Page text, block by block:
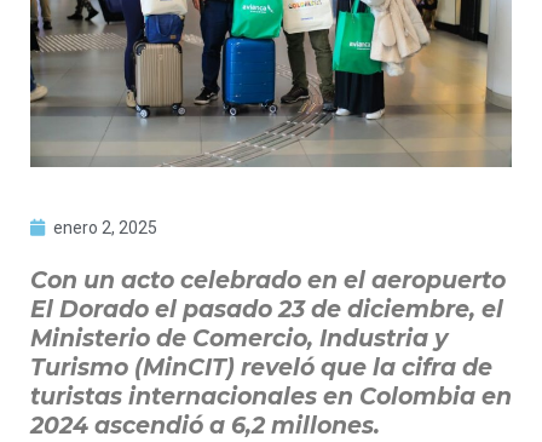
enero 2, 2025
Con un acto celebrado en el aeropuerto
El Dorado el pasado 23 de diciembre, el
Ministerio de Comercio, Industria y
Turismo (MinCIT) reveló que la cifra de
turistas internacionales en Colombia en
2024 ascendió a 6,2 millones.